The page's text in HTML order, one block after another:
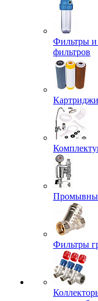
Фильтры
фильтров
Картриджи
Фильтры